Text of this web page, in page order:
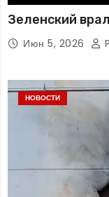
Зеленский
Июн 5, 2026
НОВОСТИ